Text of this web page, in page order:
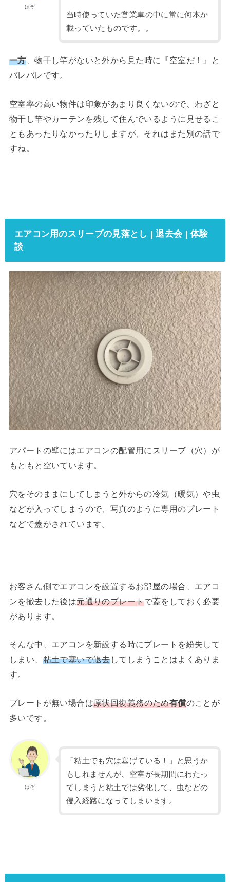
ほぞ
当時使っていた営業車の中に常に何本か
載っていたものです。。
一方、物干し竿がないと外から見た時に『空室だ！』と
バレバレです。
空室率の高い物件は印象があまり良くないので、わざと
物干し竿やカーテンを残して住んでいるように見せるこ
ともあったりなかったりしますが、それはまた別の話で
すね。
エアコン用のスリーブの見落とし | 退去会 | 体験
談
アパートの壁にはエアコンの配管用にスリーブ（穴）が
もともと空いています。
穴をそのままにしてしまうと外からの冷気（暖気）や虫
などが入ってしまうので、写真のように専用のプレート
などで蓋がされています。
お客さん側でエアコンを設置するお部屋の場合、エアコ
ンを撤去した後は元通りのプレートで蓋をしておく必要
があります。
そんな中、エアコンを新設する時にプレートを紛失して
しまい、 粘土で塞いで退去してしまうことはよくありま
す。
プレートが無い場合は原状回復義務のため有償のことが
多いです。
ほぞ
「粘土でも穴は塞げている！」と思うか
もしれませんが、空室が長期間にわたっ
てしまうと粘土では劣化して、虫などの
侵入経路になってしまいます。